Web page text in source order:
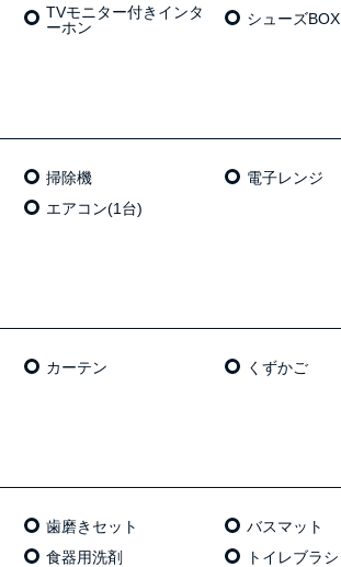
TVモニター付きインタ
ーホン
シューズBOX
掃除機 電⼦レンジ
エアコン(1台)
カーテン くずかご
歯磨きセット バスマット
食器用洗剤 トイレブラシ